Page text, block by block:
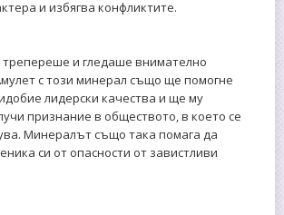
и избягва конфликтите.
и гледаше внимателно
с този минерал също ще помогне
лидерски качества и ще му
признание в обществото, в което се
Минералът също така помага да
си от опасности от завистливи